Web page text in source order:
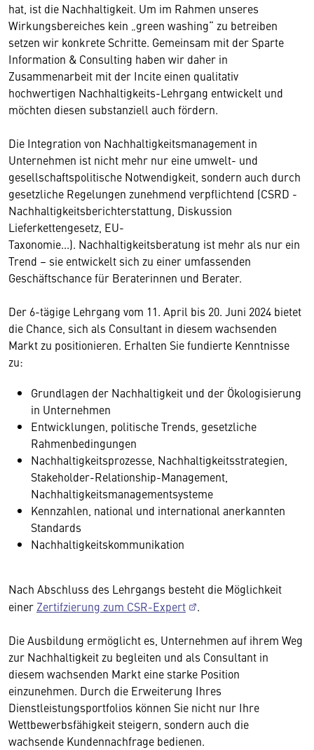
hat, ist die Nachhaltigkeit. Um im Rahmen unseres
Wirkungsbereiches kein „green washing“ zu betreiben
setzen wir konkrete Schritte. Gemeinsam mit der Sparte
Information & Consulting haben wir daher in
Zusammenarbeit mit der Incite einen qualitativ
hochwertigen Nachhaltigkeits-Lehrgang entwickelt und
möchten diesen substanziell auch fördern.
Die Integration von Nachhaltigkeitsmanagement in
Unternehmen ist nicht mehr nur eine umwelt- und
gesellschaftspolitische Notwendigkeit, sondern auch durch
gesetzliche Regelungen zunehmend verpflichtend (CSRD -
Nachhaltigkeitsberichterstattung, Diskussion
Lieferkettengesetz, EU-
Taxonomie...). Nachhaltigkeitsberatung ist mehr als nur ein
Trend – sie entwickelt sich zu einer umfassenden
Geschäftschance für Beraterinnen und Berater.
Der 6-tägige Lehrgang vom 11. April bis 20. Juni 2024 bietet
die Chance, sich als Consultant in diesem wachsenden
Markt zu positionieren. Erhalten Sie fundierte Kenntnisse
zu:
Grundlagen der Nachhaltigkeit und der Ökologisierung
in Unternehmen
Entwicklungen, politische Trends, gesetzliche
Rahmenbedingungen
Nachhaltigkeitsprozesse, Nachhaltigkeitsstrategien,
Stakeholder-Relationship-Management,
Nachhaltigkeitsmanagementsysteme
Kennzahlen, national und international anerkannten
Standards
Nachhaltigkeitskommunikation
Nach Abschluss des Lehrgangs besteht die Möglichkeit
einer Zertifzierung zum CSR-Expert .
Die Ausbildung ermöglicht es, Unternehmen auf ihrem Weg
zur Nachhaltigkeit zu begleiten und als Consultant in
diesem wachsenden Markt eine starke Position
einzunehmen. Durch die Erweiterung Ihres
Dienstleistungsportfolios können Sie nicht nur Ihre
Wettbewerbsfähigkeit steigern, sondern auch die
wachsende Kundennachfrage bedienen.